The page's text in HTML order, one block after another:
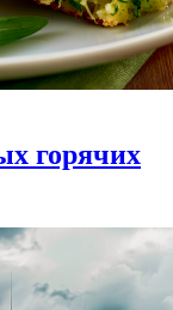
горячих